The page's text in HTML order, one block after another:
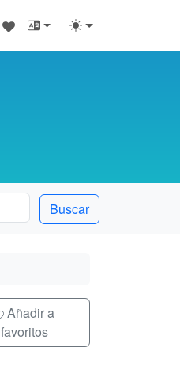
♥
Buscar
Añadir a
favoritos